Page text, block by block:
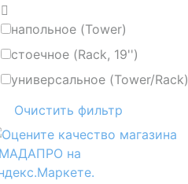
напольное (Tower)
стоечное (Rack, 19'')
универсальное (Tower/Rack)
Очистить фильтр